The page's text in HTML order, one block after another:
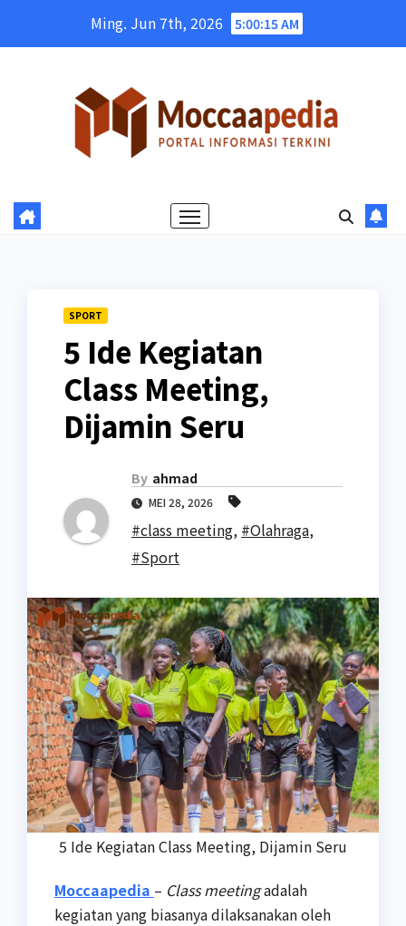
Ming. Jun 7th, 2026 5:00:16 AM
SPORT
5 Ide Kegiatan
Class Meeting,
Dijamin Seru
By ahmad
MEI 28, 2026
#class meeting, #Olahraga,
#Sport
5 Ide Kegiatan Class Meeting, Dijamin Seru
Moccaapedia – Class meetingadalah
kegiatan yang biasanya dilaksanakan oleh